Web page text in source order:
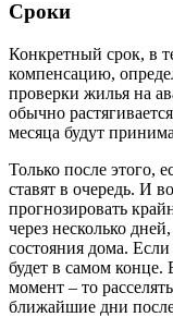
Сроки
Конкретный срок, в
компенсацию,
проверки жилья на
обычно
месяца будут
Только после этого,
ставят в очередь. И
прогнозировать
через несколько
состояния дома.
будет в самом конце.
момент – то
ближайшие дни